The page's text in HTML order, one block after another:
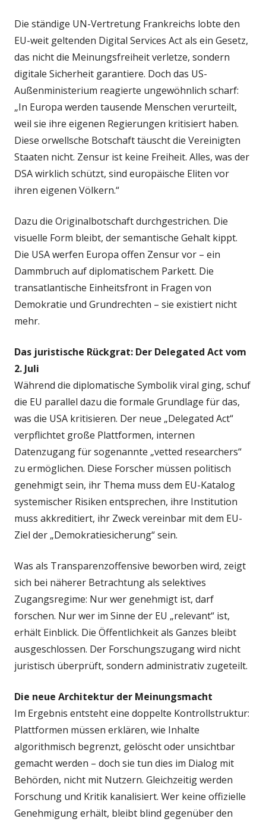
Die ständige UN-Vertretung Frankreichs lobte den
EU-weit geltenden Digital Services Act als ein Gesetz,
das nicht die Meinungsfreiheit verletze, sondern
digitale Sicherheit garantiere. Doch das US-
Außenministerium reagierte ungewöhnlich scharf:
„In Europa werden tausende Menschen verurteilt,
weil sie ihre eigenen Regierungen kritisiert haben.
Diese orwellsche Botschaft täuscht die Vereinigten
Staaten nicht. Zensur ist keine Freiheit. Alles, was der
DSA wirklich schützt, sind europäische Eliten vor
ihren eigenen Völkern.“
Dazu die Originalbotschaft durchgestrichen. Die
visuelle Form bleibt, der semantische Gehalt kippt.
Die USA werfen Europa offen Zensur vor – ein
Dammbruch auf diplomatischem Parkett. Die
transatlantische Einheitsfront in Fragen von
Demokratie und Grundrechten – sie existiert nicht
mehr.
Das juristische Rückgrat: Der Delegated Act vom
2. Juli
Während die diplomatische Symbolik viral ging, schuf
die EU parallel dazu die formale Grundlage für das,
was die USA kritisieren. Der neue „Delegated Act“
verpflichtet große Plattformen, internen
Datenzugang für sogenannte „vetted researchers“
zu ermöglichen. Diese Forscher müssen politisch
genehmigt sein, ihr Thema muss dem EU-Katalog
systemischer Risiken entsprechen, ihre Institution
muss akkreditiert, ihr Zweck vereinbar mit dem EU-
Ziel der „Demokratiesicherung“ sein.
Was als Transparenzoffensive beworben wird, zeigt
sich bei näherer Betrachtung als selektives
Zugangsregime: Nur wer genehmigt ist, darf
forschen. Nur wer im Sinne der EU „relevant“ ist,
erhält Einblick. Die Öffentlichkeit als Ganzes bleibt
ausgeschlossen. Der Forschungszugang wird nicht
juristisch überprüft, sondern administrativ zugeteilt.
Die neue Architektur der Meinungsmacht
Im Ergebnis entsteht eine doppelte Kontrollstruktur:
Plattformen müssen erklären, wie Inhalte
algorithmisch begrenzt, gelöscht oder unsichtbar
gemacht werden – doch sie tun dies im Dialog mit
Behörden, nicht mit Nutzern. Gleichzeitig werden
Forschung und Kritik kanalisiert. Wer keine offizielle
Genehmigung erhält, bleibt blind gegenüber den